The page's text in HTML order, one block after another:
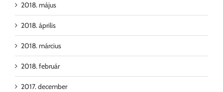
2018. május
2018. április
2018. március
2018. február
2017. december